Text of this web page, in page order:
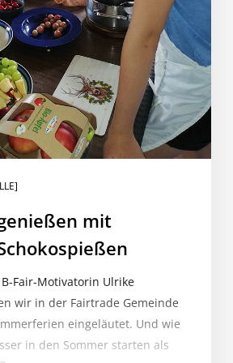
mit
Fair-Motivatorin Ulrike
wir in der Fairtrade Gemeinde
eingeläutet. Und wie
in den Sommer starten als